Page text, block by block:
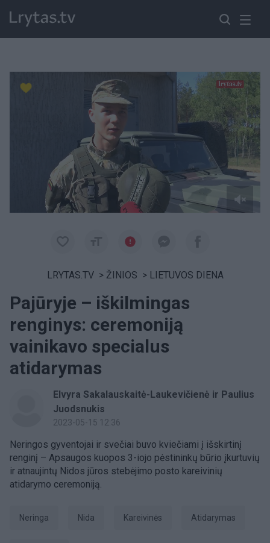
LRYTAS.TV > ŽINIOS > LIETUVOS DIENA
Pajūryje – iškilmingas
renginys: ceremoniją
vainikavo specialus
atidarymas
Elvyra Sakalauskaitė-Laukevičienė ir Paulius
Juodsnukis
2023-05-15 12:36
Neringos gyventojai ir svečiai buvo kviečiami į išskirtinį
renginį – Apsaugos kuopos 3-iojo pėstininkų būrio įkurtuvių
ir atnaujintų Nidos jūros stebėjimo posto kareivinių
atidarymo ceremoniją.
Neringa Nida kareivinės atidarymas